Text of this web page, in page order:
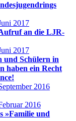
2017
an die LJR-
2017
und Schülern in
haben ein Recht
2016
2016
»Familie und